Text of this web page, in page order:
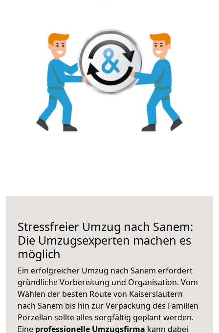
Stressfreier Umzug nach Sanem:
Die Umzugsexperten machen es
möglich
Ein erfolgreicher Umzug nach Sanem erfordert
gründliche Vorbereitung und Organisation. Vom
Wählen der besten Route von Kaiserslautern
nach Sanem bis hin zur Verpackung des Familien
Porzellan sollte alles sorgfältig geplant werden.
Eine professionelle Umzugsfirma kann dabei